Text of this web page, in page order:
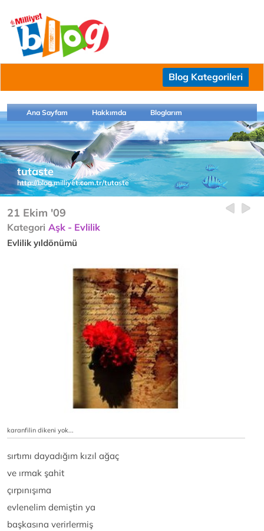
Blog Kategorileri
Ana Sayfam Hakkımda Bloglarım
tutaste
http://blog.milliyet.com.tr/tutaste
21 Ekim '09
Kategori Aşk - Evlilik
Evlilik yıldönümü
karanfilin dikeni yok...
sırtımı dayadığım kızıl ağaç
ve ırmak şahit
çırpınışıma
evlenelim demiştin ya
başkasına verirlermiş